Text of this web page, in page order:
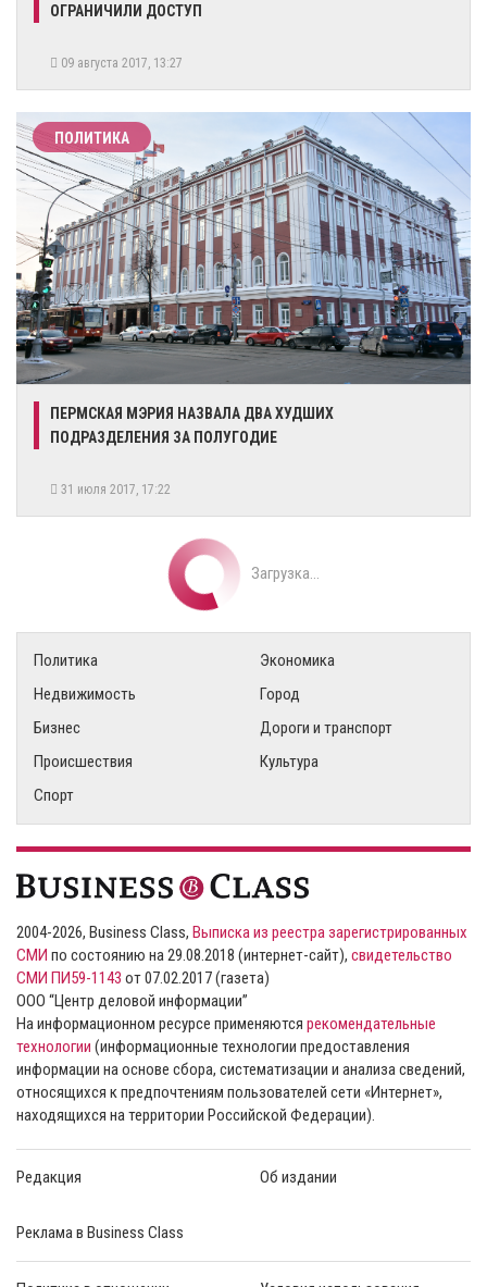
ОГРАНИЧИЛИ ДОСТУП
09 августа 2017, 13:27
ПОЛИТИКА
ПЕРМСКАЯ МЭРИЯ НАЗВАЛА ДВА ХУДШИХ
ПОДРАЗДЕЛЕНИЯ ЗА ПОЛУГОДИЕ
31 июля 2017, 17:22
Загрузка...
Политика
Экономика
Недвижимость
Город
Бизнес
Дороги и транспорт
Происшествия
Культура
Спорт
2004-2026, Business Class, Выписка из реестра зарегистрированных
СМИ по состоянию на 29.08.2018 (интернет-сайт), свидетельство
СМИ ПИ59-1143 от 07.02.2017 (газета)
ООО “Центр деловой информации”
На информационном ресурсе применяются рекомендательные
технологии (информационные технологии предоставления
информации на основе сбора, систематизации и анализа сведений,
относящихся к предпочтениям пользователей сети «Интернет»,
находящихся на территории Российской Федерации).
Редакция Об издании
Реклама в Business Class